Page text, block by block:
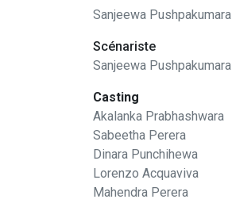
Sanjeewa Pushpakumara
Scénariste
Sanjeewa Pushpakumara
Casting
Akalanka Prabhashwara
Sabeetha Perera
Dinara Punchihewa
Lorenzo Acquaviva
Mahendra Perera